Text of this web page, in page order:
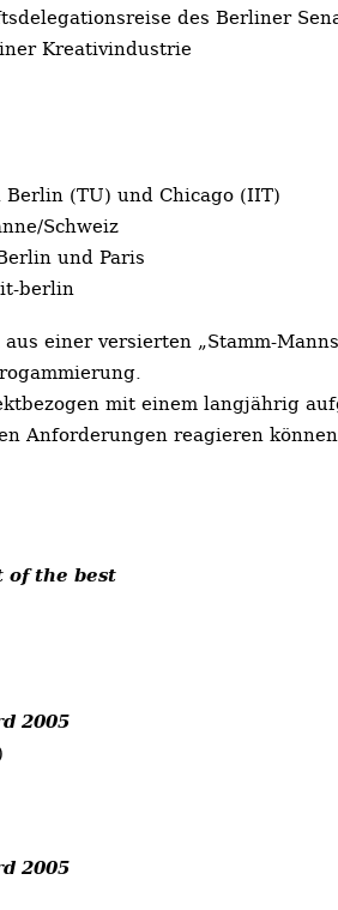
des Berliner
Kreativindustrie
(TU) und Chicago (IIT)
Schweiz
und Paris
berlin
einer versierten „Stamm-
mit einem langjährig
Anforderungen reagieren
of the best
2005
2005